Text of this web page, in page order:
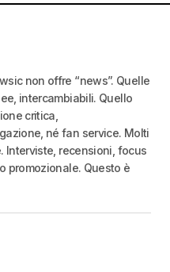
non offre “news”. Quelle
intercambiabili. Quello
critica,
né fan service. Molti
Interviste, recensioni, focus
promozionale. Questo è